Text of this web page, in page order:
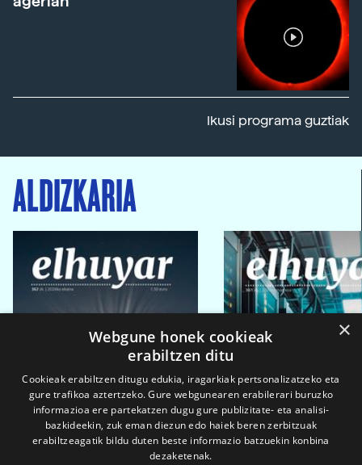
Ikusi programa guztiak
ALDIZKARIA
×
Webgune honek cookieak
erabiltzen ditu
Cookieak erabiltzen ditugu edukia, iragarkiak pertsonalizatzeko eta
gure trafikoa aztertzeko. Gure webgunearen erabilerari buruzko
informazioa ere partekatzen dugu gure publizitate- eta analisi-
bazkideekin, zuk eman diezun edo haiek beren zerbitzuak
erabiltzeagatik bildu duten beste informazio batzuekin konbina
dezaketenak.